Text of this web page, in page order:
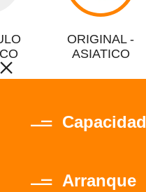
ORIGINAL -
ASIATICO
Capacidad
Arranque